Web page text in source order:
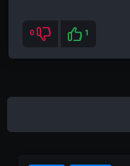
1
0